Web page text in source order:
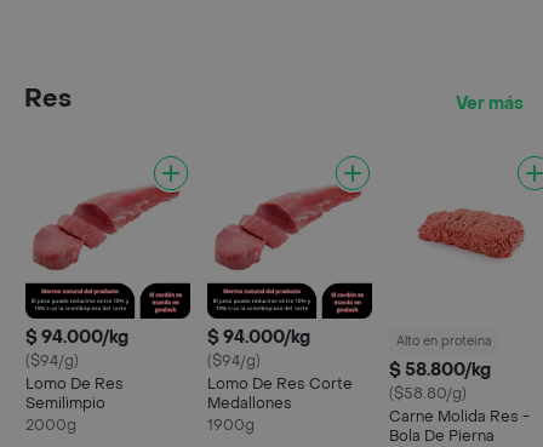
Res Ver más
$ 94.000/kg
($94/g)
Lomo De Res
Semilimpio
2000g
$ 94.000/kg
($94/g)
Lomo De Res Corte
Medallones
1900g
Alto en proteina
$ 58.800/kg
($58.80/g)
Carne Molida Res -
Bola De Pierna